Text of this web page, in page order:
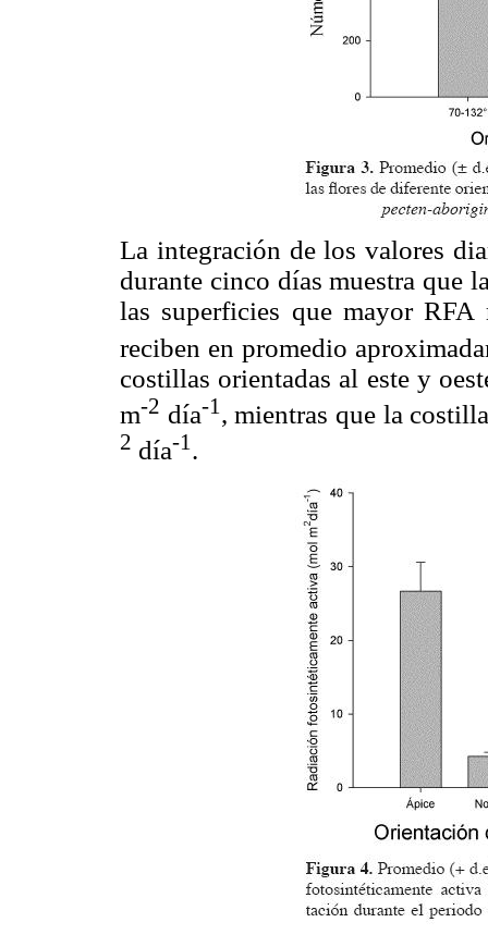
La integración de los valores
durante cinco días muestra que
las superficies que mayor RFA
reciben en promedio
costillas orientadas al este y
m-2 día-1 , mientras que la
2 día-1 .